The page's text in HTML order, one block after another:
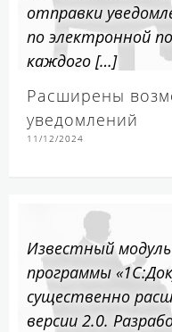
отправки
по электронной
каждого […]
Расширены
уведомлений
11/12/2024
Известный модуль
программы
существенно
версии 2.0.